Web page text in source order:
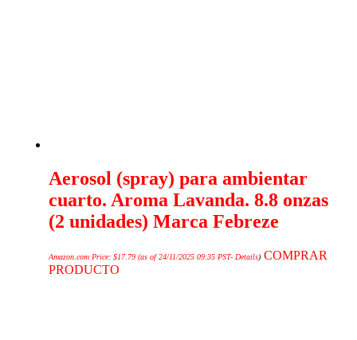
Aerosol (spray) para ambientar
cuarto. Aroma Lavanda. 8.8 onzas
(2 unidades) Marca Febreze
Amazon.com Price:$17.79 (as of 24/11/2025 09:35 PST- Details) COMPRAR
PRODUCTO